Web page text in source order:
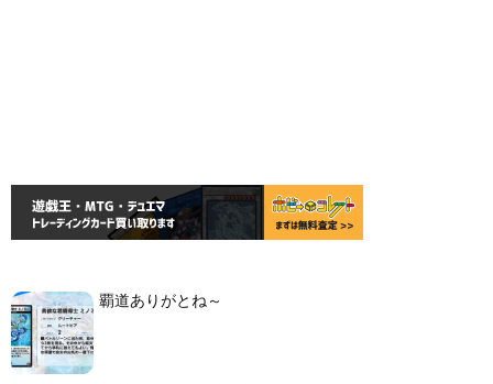
覇道ありがとね～